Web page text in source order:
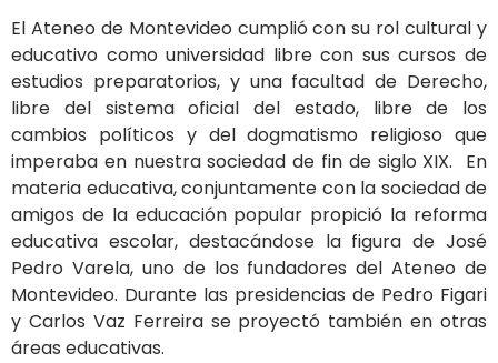
El Ateneo de Montevideo cumplió con su rol cultural y
educativo como universidad libre con sus cursos de
estudios preparatorios, y una facultad de Derecho,
libre del sistema oficial del estado, libre de los
cambios políticos y del dogmatismo religioso que
imperaba en nuestra sociedad de fin de siglo XIX. En
materia educativa, conjuntamente con la sociedad de
amigos de la educación popular propició la reforma
educativa escolar, destacándose la figura de José
Pedro Varela, uno de los fundadores del Ateneo de
Montevideo. Durante las presidencias de Pedro Figari
y Carlos Vaz Ferreira se proyectó también en otras
áreas educativas.